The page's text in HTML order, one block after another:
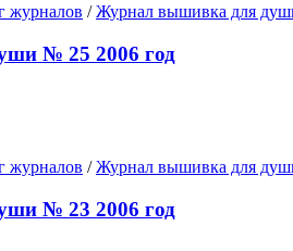
журналов /Журнал вышивка для
№ 25 2006 год
журналов /Журнал вышивка для
№ 23 2006 год